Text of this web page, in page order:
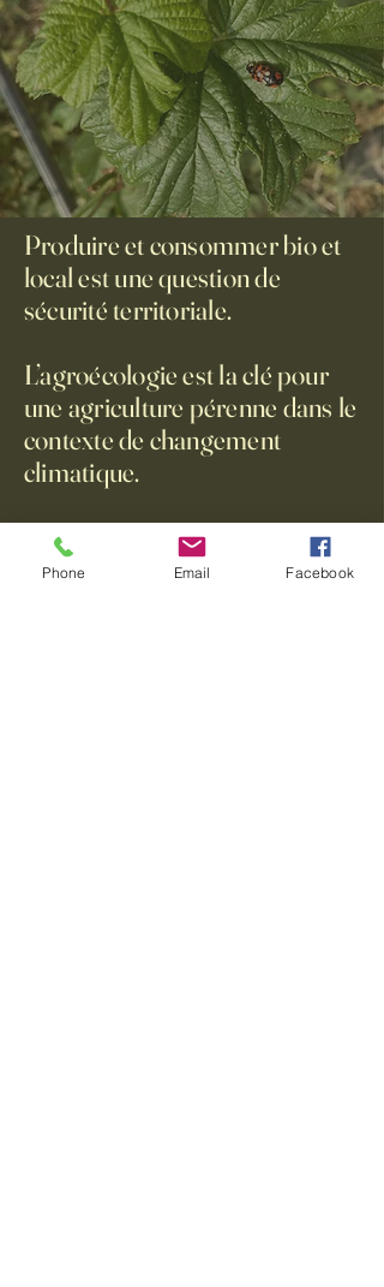
Produire et consommer bio et
local est une question de
sécurité territoriale.
​​L’agroécologie est la clé pour
une agriculture pérenne dans le
contexte de changement
climatique.
S'adapter, se former et
s'équiper pour garantir une
Phone Email Facebook